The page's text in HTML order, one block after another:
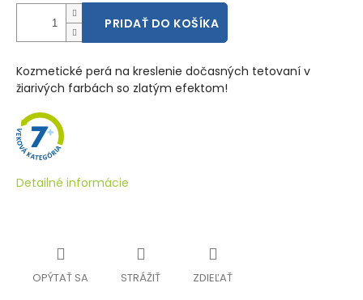
PRIDAŤ DO KOŠÍKA
Kozmetické perá na kreslenie dočasných tetovaní v
žiarivých farbách so zlatým efektom!
Detailné informácie
OPÝTAŤ SA STRÁŽIŤ ZDIEĽAŤ